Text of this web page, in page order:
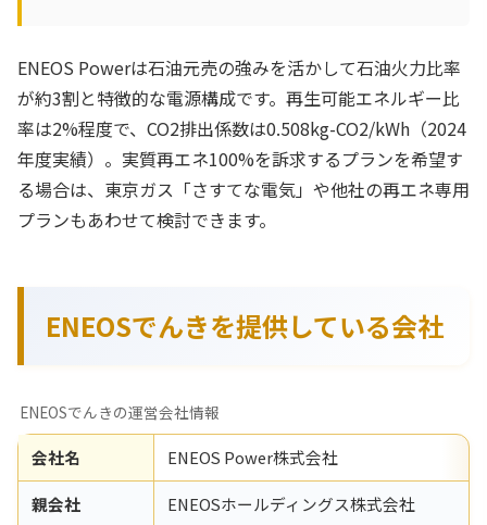
ENEOS Powerは石油元売の強みを活かして石油火力比率
が約3割と特徴的な電源構成です。再生可能エネルギー比
率は2%程度で、CO2排出係数は0.508kg-CO2/kWh（2024
年度実績）。実質再エネ100%を訴求するプランを希望す
る場合は、東京ガス「さすてな電気」や他社の再エネ専用
プランもあわせて検討できます。
ENEOSでんきを提供している会社
ENEOSでんきの運営会社情報
会社名 ENEOS Power株式会社
親会社 ENEOSホールディングス株式会社